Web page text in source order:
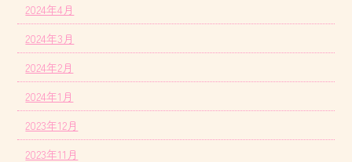
2024年4月
2024年3月
2024年2月
2024年1月
2023年12月
2023年11月